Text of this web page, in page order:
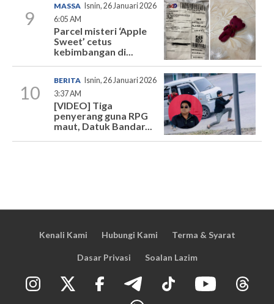
9
MASSA
Isnin, 26 Januari 2026
6:05 AM
Parcel misteri ‘Apple
Sweet’ cetus
kebimbangan di...
10
BERITA
Isnin, 26 Januari 2026
3:37 AM
[VIDEO] Tiga
penyerang guna RPG
maut, Datuk Bandar...
Kenali Kami Hubungi Kami Terma & Syarat
Dasar Privasi Soalan Lazim